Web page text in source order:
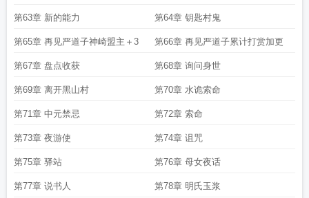
第63章 新的能力 第64章 钥匙村鬼
第65章 再见严道子神崎盟主＋3 第66章 再见严道子累计打赏加更
第67章 盘点收获 第68章 询问身世
第69章 离开黑山村 第70章 水诡索命
第71章 中元禁忌 第72章 索命
第73章 夜游使 第74章 诅咒
第75章 驿站 第76章 母女夜话
第77章 说书人 第78章 明氏玉浆